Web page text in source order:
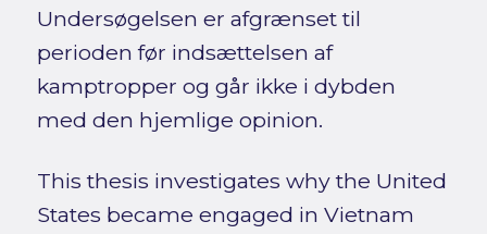
Undersøgelsen er afgrænset til
perioden før indsættelsen af
kamptropper og går ikke i dybden
med den hjemlige opinion.
This thesis investigates why the United
States became engaged in Vietnam